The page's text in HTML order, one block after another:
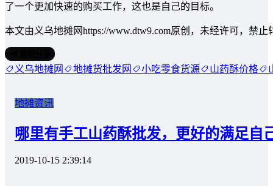
了一个更加快速的购买工作，这也是自己的目标。
本文由义乌地摊网https://www.dtw9.com原创，未经许可，禁
义乌地摊网 地摊货批发网 小吃零食货源 山药酥价格
地摊资讯
哪里有手工山药酥批发，更好的满足自
2019-10-15 2:39:14